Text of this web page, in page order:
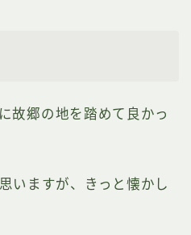
故郷の地を踏めて良かっ
いますが、きっと懐かし